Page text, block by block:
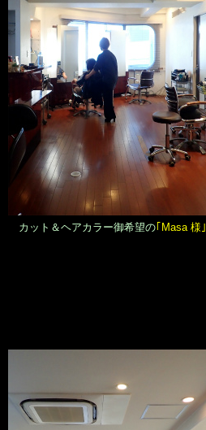
カット＆ヘアカラー御希望の｢Masa 様｣